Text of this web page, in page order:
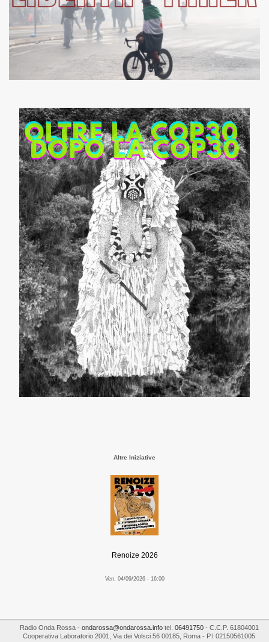
Altre Iniziative
Renoize 2026
Ven, 04/09/2026 - 16:00
Radio Onda Rossa- ondarossa@ondarossa.infotel. 06491750- C.C.P. 61804001
Cooperativa Laboratorio 2001
Via dei Volsci 56 00185 Roma - P.I 02150561005